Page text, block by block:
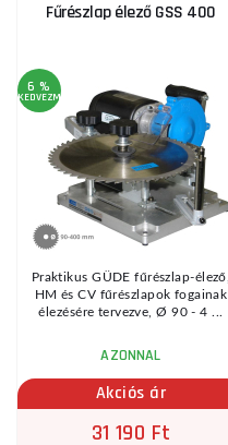
Fűrészlap élező GSS 400
6 %
KEDVEZMÉNY
Praktikus GÜDE fűrészlap-élező,
HM és CV fűrészlapok fogainak
élezésére tervezve, Ø 90 - 4 ...
AZONNAL
Akciós ár
31 190 Ft